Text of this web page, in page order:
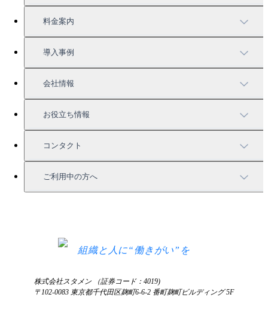
TUNAGの特徴
機能一覧
充実したサポート
強固なセキュリティ
料金案内
料金案内
導入事例
導入事例
活用方法
会社情報
会社情報
お役立ち情報
お役立ち資料一覧
セミナー情報
コンタクト
サービス資料請求
ご利用中の方へ
組織と人に“働きがい”を
株式会社スタメン （証券コード：4019)
〒102-0083 東京都千代田区麹町6-6-2 番町麹町ビルディング 5F